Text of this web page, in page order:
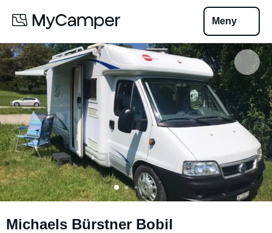
Meny
Michaels Bürstner Bobil